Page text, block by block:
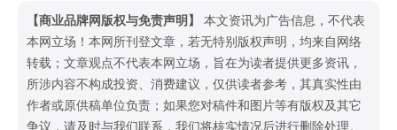
【商业品牌网版权与免责声明】
本文资讯为广告信息，不代表
本网立场！本网所刊登文章，若无特别版权声明，均来自网络
转载；文章观点不代表本网立场，旨在为读者提供更多资讯，
所涉内容不构成投资、消费建议，仅供读者参考，其真实性由
作者或原供稿单位负责；如果您对稿件和图片等有版权及其它
争议，请及时与我们联系，我们将核实情况后进行删除处理。